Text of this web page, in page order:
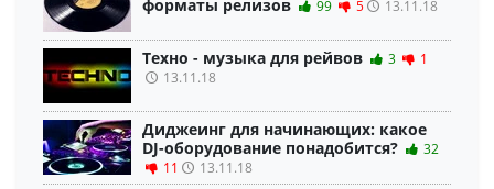
форматы релизов
99 5 13.11.18
Техно - музыка для рейвов 3
1
13.11.18
Диджеинг для начинающих: какое
DJ-оборудование понадобится?
32
11
13.11.18